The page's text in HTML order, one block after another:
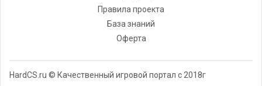
Правила проекта
База знаний
Оферта
HardCS.ru © Качественный игровой портал с 2018г